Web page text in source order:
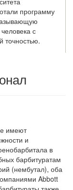
программу
с
точностью.
в два раза
медицинских
в
годы. Она
об этом на
имеют
и
в
барбитуратам
(нембутал), оба
Abbott